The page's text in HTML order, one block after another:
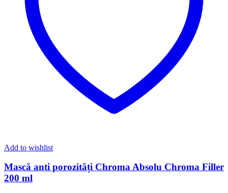
Add to wishlist
Mască anti porozități Chroma Absolu Chroma Filler
200 ml